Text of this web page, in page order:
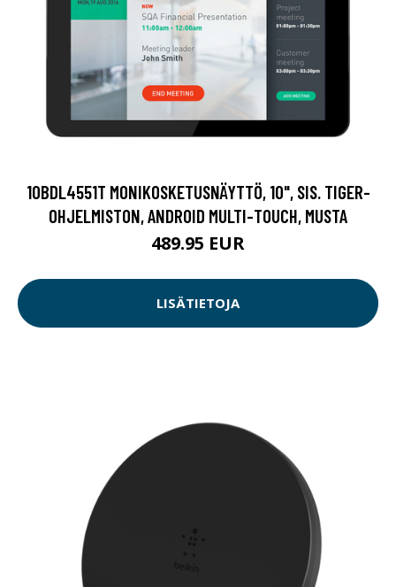
10BDL4551T MONIKOSKETUSNÄYTTÖ, 10", SIS. TIGER-
OHJELMISTON, ANDROID MULTI-TOUCH, MUSTA
489.95 EUR
LISÄTIETOJA